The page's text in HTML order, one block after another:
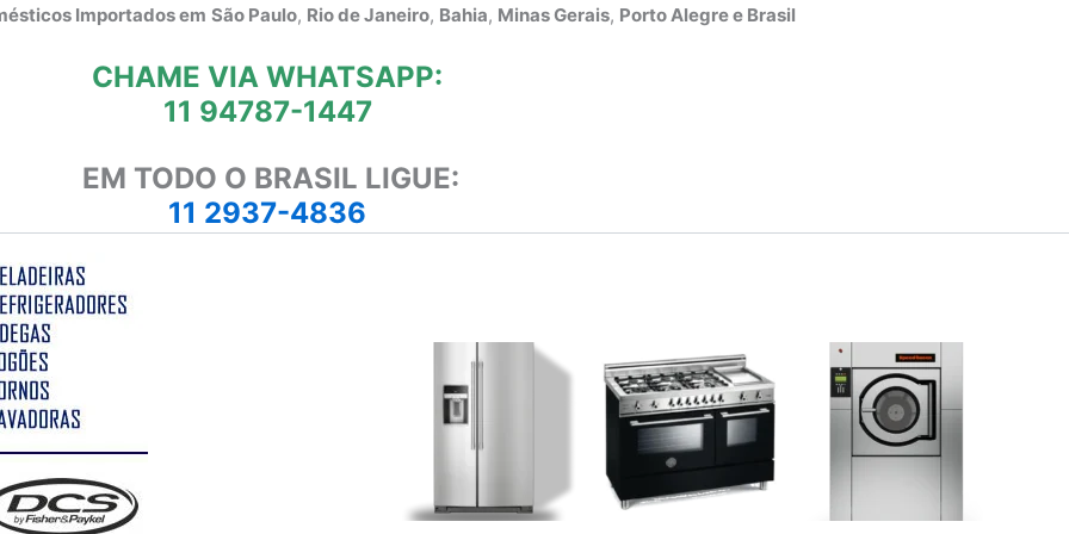
Importados em São Paulo, Rio de Janeiro, Bahia, Minas Gerais, Porto Alegre e Brasil
CHAME VIA WHATSAPP:
11 94787-1447
EM TODO O BRASIL LIGUE:
11 2937-4836